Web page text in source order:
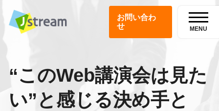
お問い合わ
せ
MENU
“このWeb講演会は見た
い”と感じる決め手と